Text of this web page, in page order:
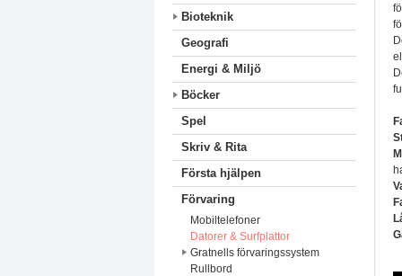
Bioteknik
Geografi
Energi & Miljö
Böcker
Spel
Skriv & Rita
Första hjälpen
Förvaring
Mobiltelefoner
Datorer & Surfplattor
Gratnells förvaringssystem
Rullbord